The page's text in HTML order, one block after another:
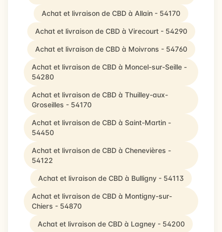
Achat et livraison de CBD à Allain - 54170
Achat et livraison de CBD à Virecourt - 54290
Achat et livraison de CBD à Moivrons - 54760
Achat et livraison de CBD à Moncel-sur-Seille -
54280
Achat et livraison de CBD à Thuilley-aux-
Groseilles - 54170
Achat et livraison de CBD à Saint-Martin -
54450
Achat et livraison de CBD à Chenevières -
54122
Achat et livraison de CBD à Bulligny - 54113
Achat et livraison de CBD à Montigny-sur-
Chiers - 54870
Achat et livraison de CBD à Lagney - 54200